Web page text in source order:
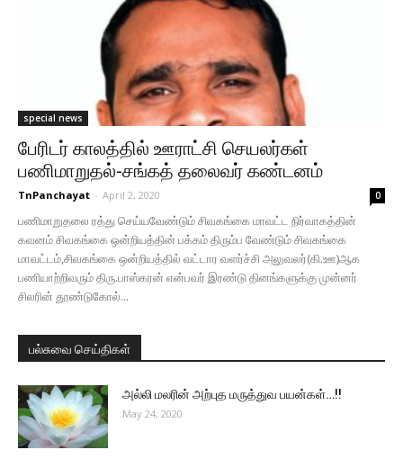
special news
பேரிடர் காலத்தில் ஊராட்சி செயலர்கள்
பணிமாறுதல்-சங்கத் தலைவர் கண்டனம்
TnPanchayat - April 2, 2020 0
பணிமாறுதலை ரத்து செய்யவேண்டும் சிவகங்கை மாவட்ட நிர்வாகத்தின்
கவனம் சிவகங்கை ஒன்றியத்தின் பக்கம் திரும்ப வேண்டும் சிவகங்கை
மாவட்டம்,சிவகங்கை ஒன்றியத்தில் வட்டார வளர்ச்சி அலுவலர்(கி.ஊ)ஆக
பணியாற்றிவரும் திரு.பாஸ்கரன் என்பவர் இரண்டு தினங்களுக்கு முன்னர்
சிலரின் தூண்டுகோல்...
பல்சுவை செய்திகள்
அல்லி மலரின் அற்புத மருத்துவ பயன்கள்…!!
May 24, 2020